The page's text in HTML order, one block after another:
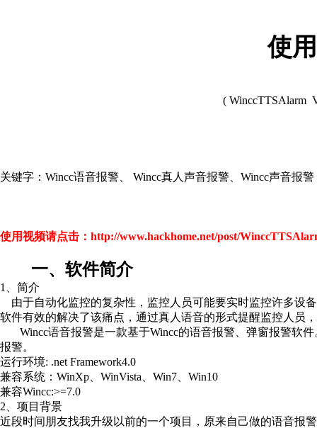
使
( WinccTTSAlarm
关键字： Wincc语音报警、 Wincc真人声音报警、Wincc声音报警
使用视频请点击： http://www.hackhome.net/post/
一、 软件简介
1
、简介
由于自动化监控的复杂性，监控人员可能要实时监控许多设
软件有效的解决了该痛点，通过真人语音的形式提醒监控人员
Wincc语音报警是一款基于Wincc的语音报警、弹窗报警软
报警。
运行环境: .net Framework4.0
兼容系统： WinXp WinVista Win7
Win10
兼容Wincc:>=7.0
2 、项目背景
近段时间朋友找我升级以前的一个项目，原来自己做的语音报